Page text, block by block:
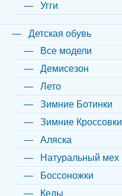
Угги
Детская обувь
Все модели
Демисезон
Лето
Зимние Ботинки
Зимние Кроссовки
Аляска
Натуральный мех
Боссоножки
Кеды